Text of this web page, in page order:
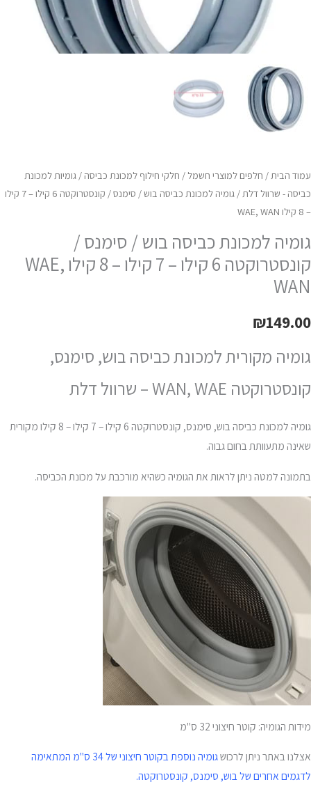
עמוד הבית/ חלפים למוצרי חשמל/ חלקי חילוף למכונת כביסה / גומיות למכונת
כביסה - שרוול דלת
/ גומיה למכונת כביסה בוש / סימנס / קונסטרוקטה 6 קילו – 7 קילו
– 8 קילו WAE, WAN
גומיה למכונת כביסה בוש / סימנס /
קונסטרוקטה 6 קילו – 7 קילו – 8 קילו WAE,
WAN
₪149.00
גומיה מקורית למכונת כביסה בוש, סימנס,
קונסטרוקטה WAN, WAE – שרוול דלת
גומיה למכונת כביסה בוש, סימנס, קונסטרוקטה 6 קילו – 7 קילו – 8 קילו מקורית
שאינה מתעוותת בחום גבוה.
בתמונה למטה ניתן לראות את הגומיה כשהיא מורכבת על מכונת הכביסה.
מידות הגומיה: קוטר חיצוני 32 ס"מ
אצלנו באתר ניתן לרכוש
גומיה נוספת בקוטר חיצוני של 34 ס"מ המתאימה
לדגמים אחרים של בוש, סימנס, קונסטרוקטה.
קילו
WAN